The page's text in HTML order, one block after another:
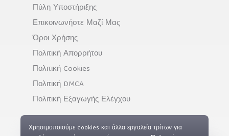
Πύλη Υποστήριξης
Επικοινωνήστε Μαζί Μας
Όροι Χρήσης
Πολιτική Απορρήτου
Πολιτική Cookies
Πολιτική DMCA
Πολιτική Εξαγωγής Ελέγχου